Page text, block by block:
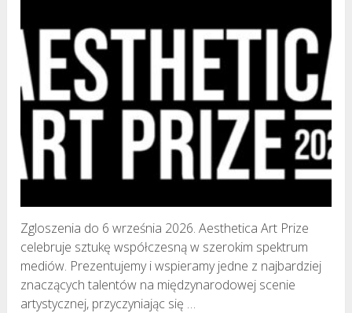
Zgloszenia do 6 września 2026. Aesthetica Art Prize
celebruje sztukę współczesną w szerokim spektrum
mediów. Prezentujemy i wspieramy jedne z najbardziej
znaczących talentów na międzynarodowej scenie
artystycznej, przyczyniając się …